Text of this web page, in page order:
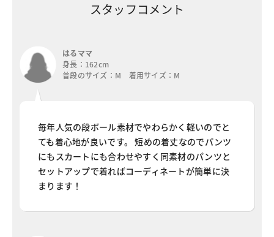
スタッフコメント
はるママ
身長：162cm
普段のサイズ：M 着用サイズ：M
毎年人気の段ボール素材でやわらかく軽いのでと
ても着心地が良いです。 短めの着丈なのでパンツ
にもスカートにも合わせやすく同素材のパンツと
セットアップで着ればコーディネートが簡単に決
まります！